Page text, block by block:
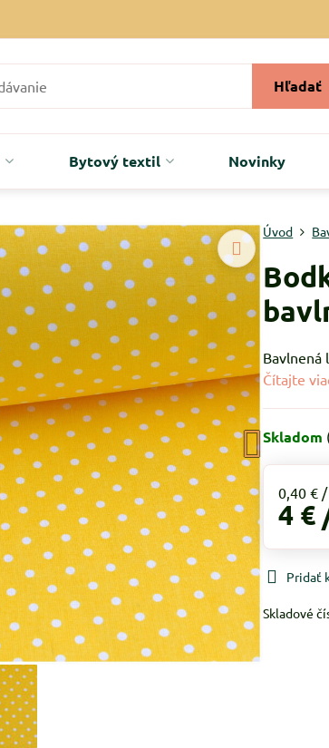
Hľadať
Bytový textil Novinky
Úvod
Bavlnená
Čítajte
Skladom
0,40 €
4 €
Pridať
Skladové